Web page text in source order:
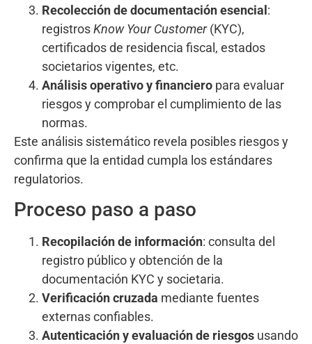
Recolección de documentación esencial:
registrosKnow Your Customer(KYC),
certificados de residencia fiscal, estados
societarios vigentes, etc.
Análisis operativo y financiero para evaluar
riesgos y comprobar el cumplimiento de las
normas.
Este análisis sistemático revela posibles riesgos y
confirma que la entidad cumpla los estándares
regulatorios.
Proceso paso a paso
Recopilación de información: consulta del
registro público y obtención de la
documentación KYC y societaria.
Verificación cruzada mediante fuentes
externas confiables.
Autenticación y evaluación de riesgos usando